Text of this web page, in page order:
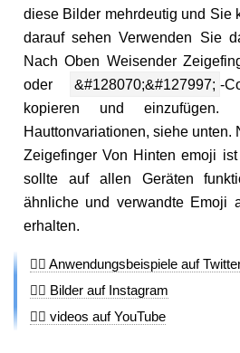
diese Bilder mehrdeutig und Sie
darauf sehen Verwenden Sie
Nach Oben Weisender
oder
&#128070;&#127997; -
kopieren und
Hauttonvariationen, siehe unten.
Zeigefinger Von Hinten emoji
sollte auf allen Geräten
ähnliche und verwandte Emoji
erhalten.
👆🏽 Anwendungsbeispiele auf
👆🏽 Bilder auf Instagram
👆🏽 videos auf YouTube